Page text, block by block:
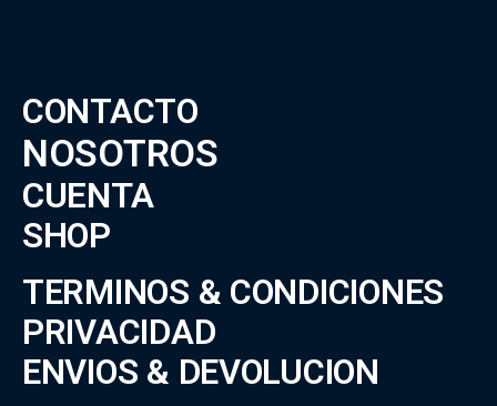
CONTACTO
NOSOTROS
CUENTA
SHOP
TERMINOS & CONDICIONES
PRIVACIDAD
ENVIOS & DEVOLUCION